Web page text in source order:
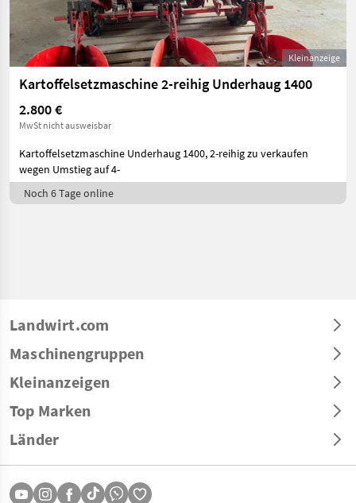
Kleinanzeige
Kartoffelsetzmaschine 2-reihig Underhaug 1400
2.800 €
MwSt nicht ausweisbar
Kartoffelsetzmaschine Underhaug 1400, 2-reihig zu verkaufen
wegen Umstieg auf 4-
Noch 6 Tage online
Landwirt.com
Maschinengruppen
Kleinanzeigen
Top Marken
Länder